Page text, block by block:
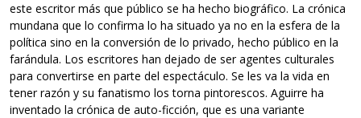
este escritor más que público se ha hecho biográfico. La crónica
mundana que lo confirma lo ha situado ya no en la esfera de la
política sino en la conversión de lo privado, hecho público en la
farándula. Los escritores han dejado de ser agentes culturales
para convertirse en parte del espectáculo. Se les va la vida en
tener razón y su fanatismo los torna pintorescos. Aguirre ha
inventado la crónica de auto-ficción, que es una variante